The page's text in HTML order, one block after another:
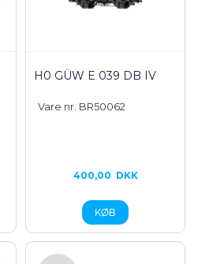
H0 GÜW E 039 DB IV
Vare nr. BR50062
400,00 DKK